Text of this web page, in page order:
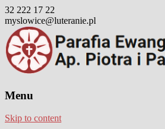
32 222 17 22
myslowice@luteranie.pl
Menu
Skip to content